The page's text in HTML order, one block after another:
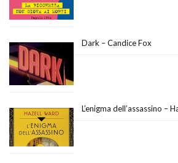
Dark – Candice Fox
L’enigma dell’assassino –